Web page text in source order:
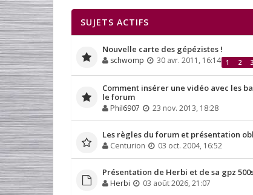
SUJETS ACTIFS
Nouvelle carte des gépézistes !
1 2 3
schwomp 30 avr. 2011, 16:14
Comment insérer une vidéo avec les
le forum
Phil6907 23 nov. 2013, 18:28
Les règles du forum et présentation
Centurion 03 oct. 2004, 16:52
Présentation de Herbi et de sa gpz
Herbi 03 août 2026, 21:07